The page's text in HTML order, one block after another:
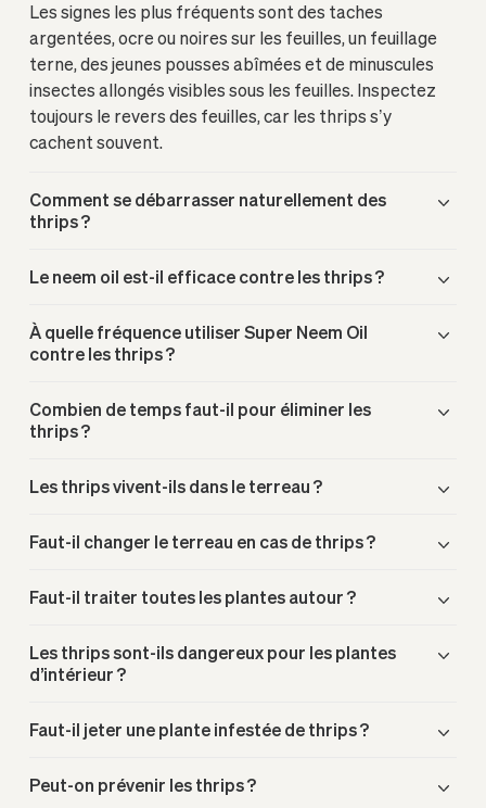
Les signes les plus fréquents sont des taches
argentées, ocre ou noires sur les feuilles, un feuillage
terne, des jeunes pousses abîmées et de minuscules
insectes allongés visibles sous les feuilles. Inspectez
toujours le revers des feuilles, car les thrips s’y
cachent souvent.
Comment se débarrasser naturellement des
thrips ?
Le neem oil est-il efficace contre les thrips ?
À quelle fréquence utiliser Super Neem Oil
contre les thrips ?
Combien de temps faut-il pour éliminer les
thrips ?
Les thrips vivent-ils dans le terreau ?
Faut-il changer le terreau en cas de thrips ?
Faut-il traiter toutes les plantes autour ?
Les thrips sont-ils dangereux pour les plantes
d’intérieur ?
Faut-il jeter une plante infestée de thrips ?
Peut-on prévenir les thrips ?